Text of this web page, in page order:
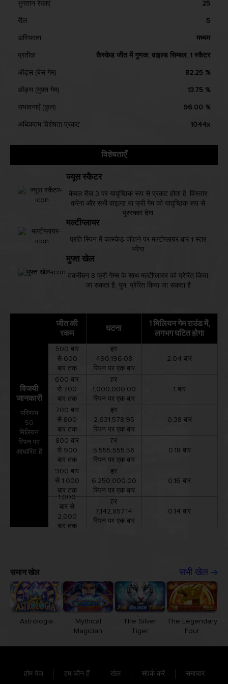
भुगतान रेखाएं 25
रील 5
अस्थिरता मध्यम
प्रतीक कैस्केड जीत में गुणक, वाइल्ड सिम्बल, 1 स्कैटर
ऑड्स (बेस गेम) 82.25 %
ऑड्स (मुफ़्त गेम) 13.75 %
संभावनाएँ (कुल) 96.00 %
अधिकतम विशेषता प्रकट 1044x
विशेषताएँ
ज्यूस स्कैटर
केवल रील 3 पर यादृच्छिक रूप से प्रकट होता है, विस्तार
करेगा और सभी वाइल्ड या फ्री गेम को यादृच्छिक रूप से
पुरस्कार देगा
मल्टीप्लायर
प्रति स्पिन में कास्केड जीतने पर मल्टीप्लायर बार 1 स्तर
भरेगा
मुफ्त खेल
तकरीबन 8 फ्री गेम्स के साथ मल्टीप्लायर को प्रेरित किया
जा सकता है, पुन: प्रेरित किया जा सकता है
विजयी
जानकारी
परिणाम
50
मिलियन
स्पिन पर
आधारित हैं
जीत की
रकम
500 बार
से 600
बार तक
600 बार
से 700
बार तक
700 बार
से 800
बार तक
800 बार
से 900
बार तक
900 बार
से 1,000
बार तक
1,000
बार से
2,000
बार तक
घटना
हर
490,196.08
स्पिन पर एक बार
हर
1,000,000.00
स्पिन पर एक बार
हर
2,631,578.95
स्पिन पर एक बार
हर
5,555,555.56
स्पिन पर एक बार
हर
6,250,000.00
स्पिन पर एक बार
हर
7,142,857.14
स्पिन पर एक बार
1 मिलियन गेम राउंड में,
लगभग घटित होगा
2.04 बार
1 बार
0.38 बार
0.18 बार
0.16 बार
0.14 बार
समान खेल सभी खेल
Astrologia
Mythical
Magician
The Silver
Tiger
The Legendary
Four
होम पेज हम कौन हैं खेल संपर्क करें समाचार